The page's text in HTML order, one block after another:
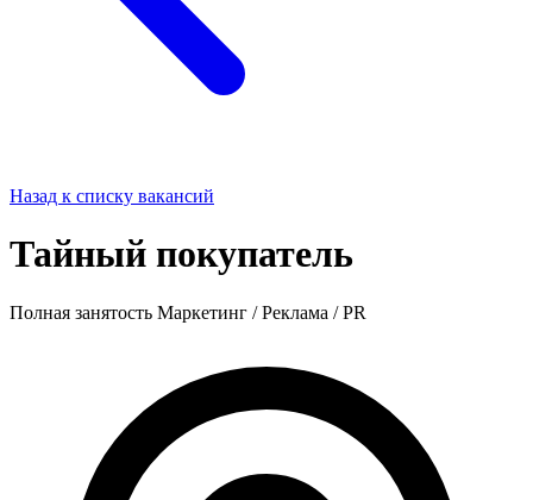
Назад к списку вакансий
Тайный покупатель
Полная занятость Маркетинг / Реклама / PR